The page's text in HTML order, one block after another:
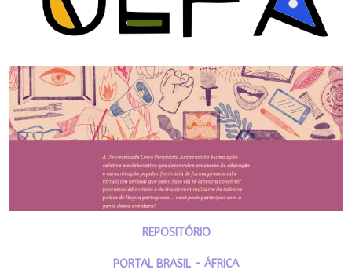
REPOSITÓRIO
PORTAL BRASIL - ÁFRICA